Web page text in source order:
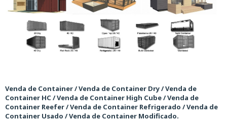
Venda de Container / Venda de Container Dry / Venda de
Container HC / Venda de Container High Cube / Venda de
Container Reefer / Venda de Container Refrigerado / Venda de
Container Usado / Venda de Container Modificado.